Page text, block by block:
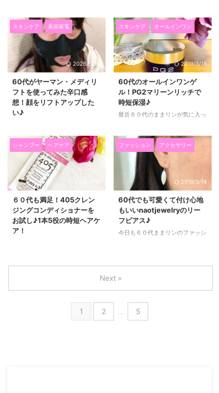
美髪に導く理由☆ 私が毎日愛用
しているヘアトリ ...
う菌をいれる注射なので、 昔、
蜂に ...
はたくさんありますが、 その中
でもやっぱりシミが気にな
る！！！ ということで、先日、
新宿美容皮膚科みずのクリニック
さんで、 レーザートーニングと
ハイドラフェイシャルをしていた
レーザートーニングとハイドラフ
ェイシャル。 施術の様子や実際
に試してみた感想を紹介したいと
思います！ ６０代が美容クリニ
ンセリングシートを記入していき
ます。 同意書も細かかったです
ね。 書くのに５、６分かかり ...
て、毎日使っている、 目元のた
るみとシワ対策の目元ケアコスメ
を紹介したいと思います！ ６０
代になると、目元のたるみとシワ
がすごく気になります！ 毎朝鏡
を見るたび、どんどん目の下に新
どくなっているなぁ～と気持ちが
下がる日々を過ごしていました。
そして、アイクリームを塗ってい
てもなかなか満足できなかった
イパッチは、 娘の紹介で知った
ものなのですが、 これを貼ると
６０代のたるんだ目元が翌朝ぷり
スキンケア 美容家電
2026/5/24
60代がヤーマン・メディリ
フトを使ってみた辛口感
想！顔をリフトアップした
い♪
ままリンです♪ ブロガーなのに久
しぶりの更新になってしまいまし
た！（笑） さて、先日、娘が誕
生日プレゼントに、 今入荷待ち
な程大人気の YAMAN（ヤーマ
ン）の美顔器「メディリフト」を
して、１か月ほど待って届きまし
た。 最初４か月待ちといわれて
いたので、 こんなに早く届いて
嬉しいです(^^)/ 今回は、６０代
スキンケア オールインワン
2019/3/18
60代のオールインワンゲ
ル！PG2マリーンリッチで
時短保湿♪
最近６０代のままリンが気に入っ
それがこのPG2マリーンリッチで
す♪ 60代ままリンのPG2マリー
ンリッチの使い方♪ PG2はすべて
の製品に高濃度で高純度のプロテ
オグリカン原液が配合されてい
て、 添加物も一切使用していな
い化粧品ブランドなんです。 プ
ロテオグリカンの保水力はヒアル
ロン酸の約1.3倍といわれている
ので、 保湿が大事な60代の肌に
シャンプー ヘアケア
６０代も満足！405クレン
ジングコンディショナーを
お試し♪1本5役の時短ヘアケ
ア！
ダメージでパサつきがちです。
60代になると、髪のパサつきや
頭皮のかゆみだけでなく、 ハリ
やコシがなくなったりしますし、
ファッション アクセサリー
2019/3/14
60代でも可愛くて付け心地
もいいnaotjewelryのリー
フピアス♪
今日も６０代ままリンのファッシ
またまた楽天のnaotjewelryのリ
ーフピアスです。 naotjewelryを
利用するのは２回目♪ 前回は↓↓
のようなピアスでした。
https://kanreki-
1 2 … 5
Next »